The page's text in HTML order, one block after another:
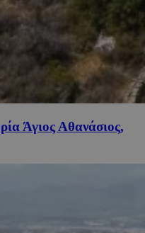
Άγιος Αθανάσιος,